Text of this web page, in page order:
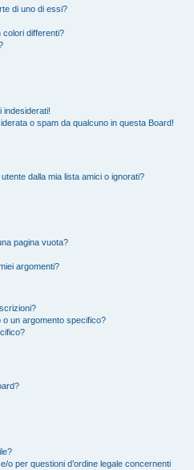
di uno di essi?
colori differenti?
indesiderati!
o spam da qualcuno in questa Board!
dalla mia lista amici o ignorati?
pagina vuota?
argomenti?
un argomento specifico?
o per questioni d’ordine legale concernenti